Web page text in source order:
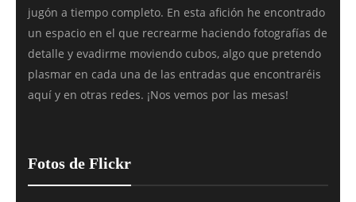
jugón a tiempo completo. En esta afición he encontrado
un espacio en el que recrearme haciendo fotografías de
detalle y evadirme moviendo cubos, algo que pretendo
plasmar en cada una de las entradas que encontraréis
aquí y en otras redes. ¡Nos vemos por las mesas!
Fotos de Flickr